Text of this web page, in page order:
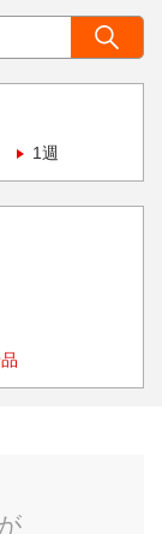
1週